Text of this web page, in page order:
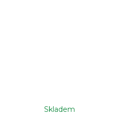
Skladem